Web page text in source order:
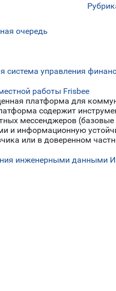
очередь
система управления
работы Frisbee
платформа для
содержит
мессенджеров
и информационную
или в доверенном
инженерными данными